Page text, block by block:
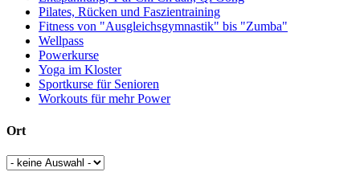
Pilates, Rücken und Faszientraining
Fitness von "Ausgleichsgymnastik" bis "Zumba"
Wellpass
Powerkurse
Yoga im Kloster
Sportkurse für Senioren
Workouts für mehr Power
Ort